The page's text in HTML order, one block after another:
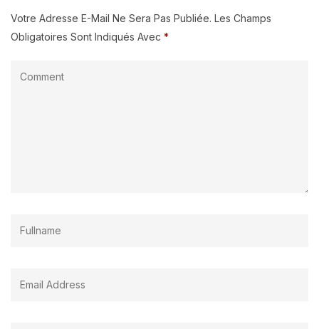
Votre Adresse E-Mail Ne Sera Pas Publiée. Les Champs
Obligatoires Sont Indiqués Avec *